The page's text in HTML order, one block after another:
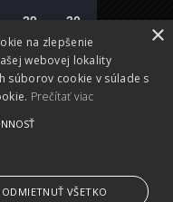
29 30
6
×
na zlepšenie
webovej lokality
súborov cookie v súlade s
Prečítať viac
ODMIETNUŤ VŠETKO